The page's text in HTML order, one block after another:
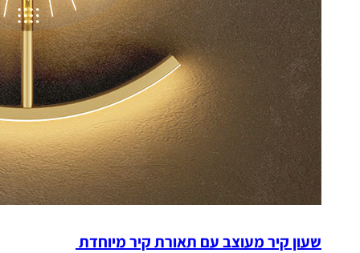
שעון קיר מעוצב עם תאורת קיר מיוחדת